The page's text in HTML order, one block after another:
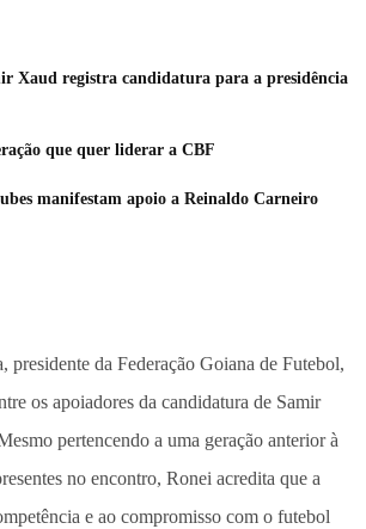
Xaud registra candidatura para a presidência
que quer liderar a CBF
manifestam apoio a Reinaldo Carneiro
presidente da Federação Goiana de Futebol,
os apoiadores da candidatura de Samir
pertencendo a uma geração anterior à
no encontro, Ronei acredita que a
e ao compromisso com o futebol